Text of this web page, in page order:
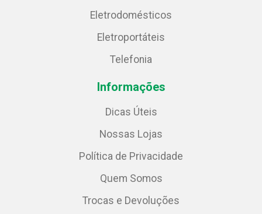
Eletrodomésticos
Eletroportáteis
Telefonia
Informações
Dicas Úteis
Nossas Lojas
Política de Privacidade
Quem Somos
Trocas e Devoluções